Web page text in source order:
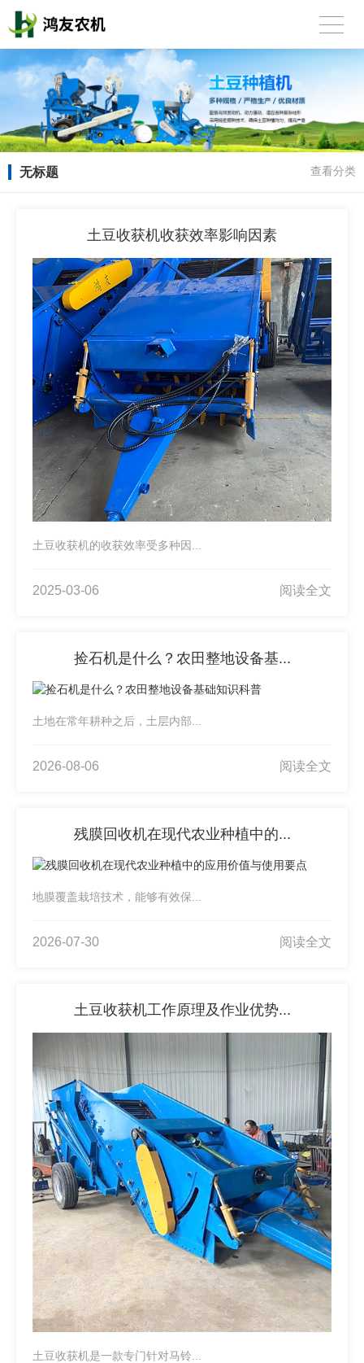
无标题 查看分类
土豆收获机收获效率影响因素
土豆收获机的收获效率受多种因...
2025-03-06 阅读全文
捡石机是什么？农田整地设备基...
土地在常年耕种之后，土层内部...
2026-08-06 阅读全文
残膜回收机在现代农业种植中的...
地膜覆盖栽培技术，能够有效保...
2026-07-30 阅读全文
土豆收获机工作原理及作业优势...
土豆收获机是一款专门针对马铃...